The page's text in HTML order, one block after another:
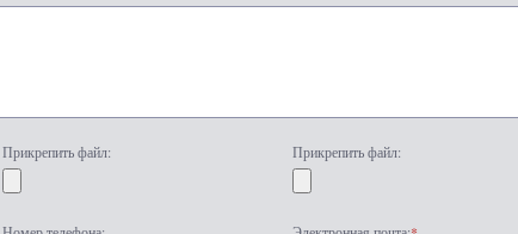
Прикрепить файл: Прикрепить файл: